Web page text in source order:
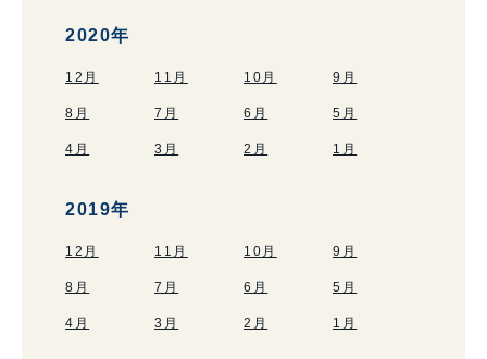
2020年
12月 11月 10月 9月
8月 7月 6月 5月
4月 3月 2月 1月
2019年
12月 11月 10月 9月
8月 7月 6月 5月
4月 3月 2月 1月